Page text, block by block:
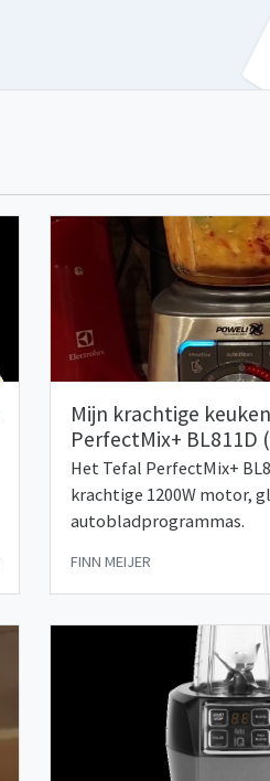
Mijn krachtige
PerfectMix+ BL811D
Het Tefal PerfectMix+
krachtige 1200W motor,
autobladprogrammas.
FINN MEIJER